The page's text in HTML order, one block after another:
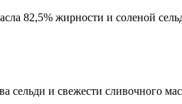
82,5% жирности и соленой
сельди и свежести сливочного